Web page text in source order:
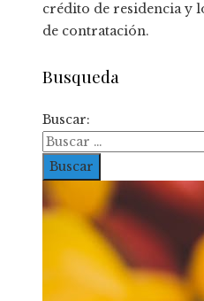
crédito de residencia y
de contratación.
Busqueda
Buscar: